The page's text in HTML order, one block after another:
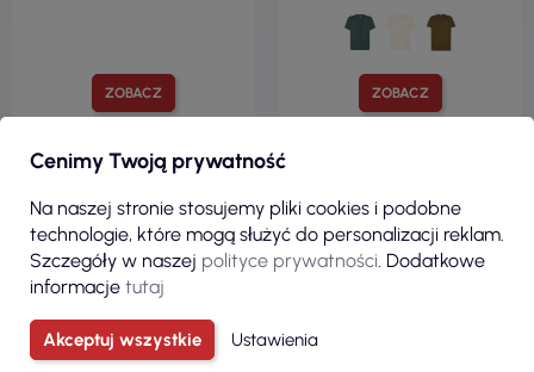
ZOBACZ ZOBACZ
REGULAR
170 G/M²
REGULAR
160 G/M²
Cenimy Twoją prywatność
Na naszej stronie stosujemy pliki cookies i podobne
technologie, które mogą służyć do personalizacji reklam.
Szczegóły w naszej polityce prywatności . Dodatkowe
informacje tutaj
Akceptuj wszystkie Ustawienia